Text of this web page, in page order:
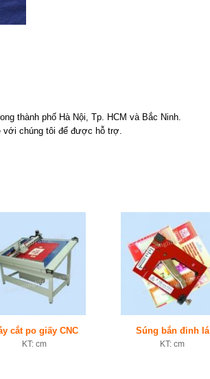
thành phố Hà Nội, Tp. HCM và Bắc Ninh.
với chúng tôi để được hỗ trợ.
cắt po giấy CNC
KT: cm
Súng bắn đinh lá
KT: cm